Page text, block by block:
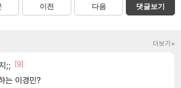
이전 다음 댓글보기
더보기+
;; [9]
는 이경민?